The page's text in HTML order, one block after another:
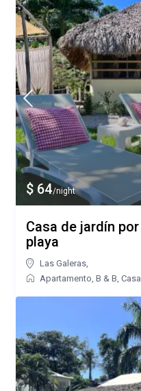
$ 64/night
Casa de jardín
playa
Las Galeras
Apartamento ,B & B ,